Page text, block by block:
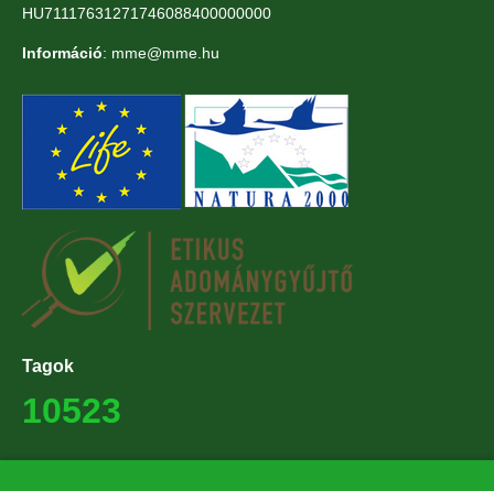
HU71117631271746088400000000
Információ: mme@mme.hu
Tagok
10523